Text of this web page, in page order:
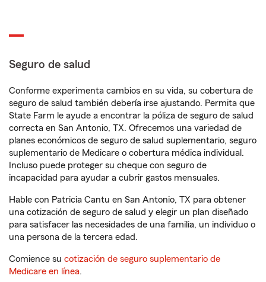
Seguro de salud
Conforme experimenta cambios en su vida, su cobertura de
seguro de salud también debería irse ajustando. Permita que
State Farm le ayude a encontrar la póliza de seguro de salud
correcta en San Antonio, TX. Ofrecemos una variedad de
planes económicos de seguro de salud suplementario, seguro
suplementario de Medicare o cobertura médica individual.
Incluso puede proteger su cheque con seguro de
incapacidad para ayudar a cubrir gastos mensuales.
Hable con Patricia Cantu en San Antonio, TX para obtener
una cotización de seguro de salud y elegir un plan diseñado
para satisfacer las necesidades de una familia, un individuo o
una persona de la tercera edad.
Comience su cotización de seguro suplementario de
Medicare en línea.